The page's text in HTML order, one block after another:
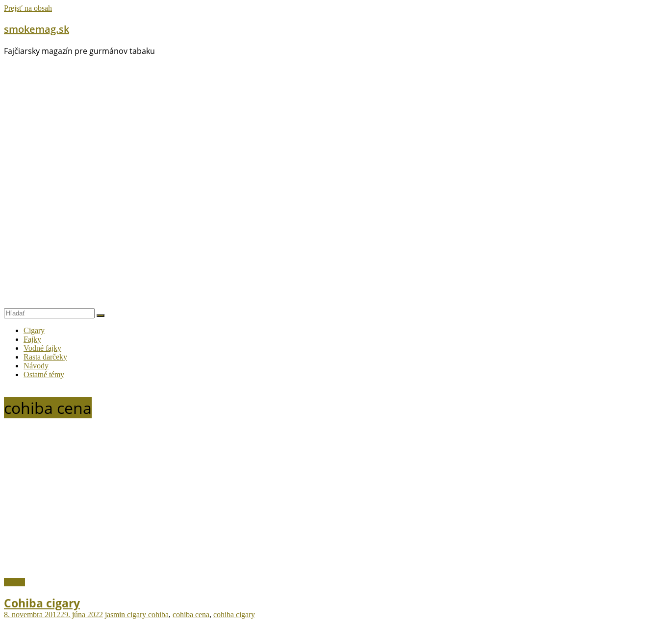
Prejsť na obsah
smokemag.sk
Fajčiarsky magazín pre gurmánov tabaku
Cigary
Fajky
Vodné fajky
Rasta darčeky
Návody
Ostatné témy
cohiba cena
Cohiba cigary
8. novembra 201229. júna 2022 jasmin cigary cohiba, cohiba cena, cohiba cigary